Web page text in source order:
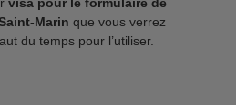
Marin que vous verrez
du temps pour l’utiliser.